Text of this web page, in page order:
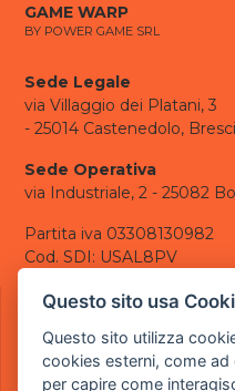
GAME WARP
BY POWER GAME SRL
Sede Legale
via Villaggio dei Platani, 3
- 25014 Castenedolo,
Sede Operativa
via Industriale, 2 - 25082
Partita iva 03308130982
Cod. SDI: USAL8PV
CONTATTI
tel.: +39 030 376 2377
tel.: +39 030 336 6259
Questo sito usa
Questo sito utilizza
cookies esterni, come
per capire come